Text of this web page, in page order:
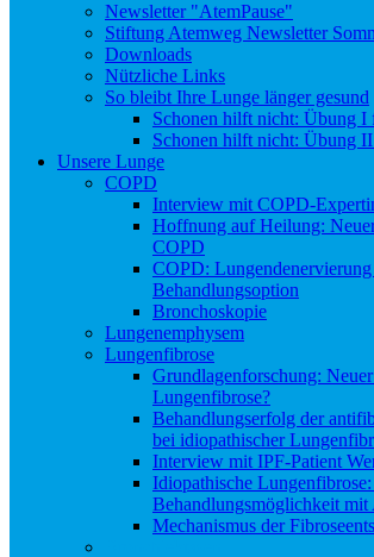
Newsletter "AtemPause"
Stiftung Atemweg Newsletter
Downloads
Nützliche Links
So bleibt Ihre Lunge länger gesund
Schonen hilft nicht: Übung I
Schonen hilft nicht: Übung
Unsere Lunge
COPD
Interview mit COPD-
Hoffnung auf Heilung:
COPD
COPD: Lungendenervierung
Behandlungsoption
Bronchoskopie
Lungenemphysem
Lungenfibrose
Grundlagenforschung:
Lungenfibrose?
Behandlungserfolg der
bei idiopathischer
Interview mit IPF-Patient
Idiopathische
Behandlungsmöglichkeit mit
Mechanismus der